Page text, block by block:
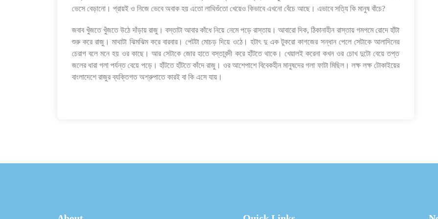
ভেসে বেড়ানো। প্রায়ই ও নিজে ভেবে অবাক হয় এতো লাথিগুঁতো খেয়েও কিভাবে এখনো বেঁচে আছে। এভাবে সত্যি কি মানুষ বাঁচে?
জবাব খুঁজতে খুঁজতে উঠে দাঁড়ায় রাজু। বস্তাটা আবার কাঁধে নিয়ে নেমে পড়ে রাস্তায়। আবারো দিক, ঠিকানাহীন রাস্তায় গমগমে রোদে হাঁটা
শুরু করে রাজু। মাথাটা ঝিমঝিম করে বারবার। পেটটা মোচড় দিয়ে ওঠে। হটাৎ দু এক টুকরো কাগজের সন্ধান পেলে সেটাকে আলাদিনের
চেরাগ বলে মনে হয় ওর কাছে। আর সেটাকে জোর হাতে বস্তাবন্দী করে হাঁটতে থাকে। খেয়ালই করেনা কখন ওর চোখ দুটো বেয়ে তপ্ত
জলের ধারা গলা পর্যন্ত বেয়ে পড়ে। হাঁটতে হাঁটতে কাঁদে রাজু। ওর আশেপাশে বিবেকহীন মানুষদের গলা ফাটা মিছিল। লক্ষ লক্ষ টোকাইয়ের
বাংলাদেশে রাজুর ব্যক্তিগত অশ্রুপাতে কারই বা কি এসে যায়।